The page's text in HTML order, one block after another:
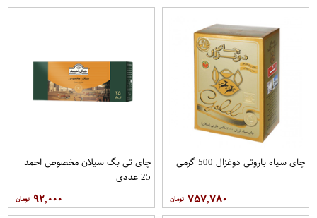
چای سیاه باروتی دوغزال 500 گرمی
۷۵۷,۷۸۰
چای تی بگ سیلان مخصوص احمد
25 عددی
۹۲,۰۰۰